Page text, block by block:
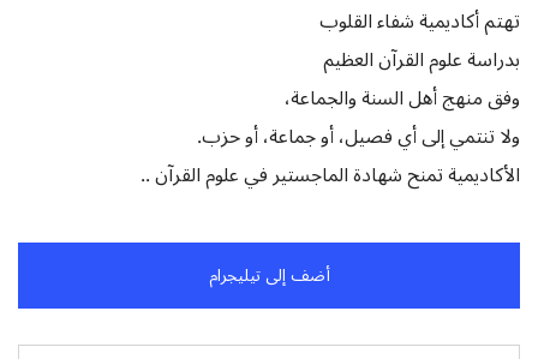
تهتم أكاديمية شفاء القلوب
بدراسة علوم القرآن العظيم
وفق منهج أهل السنة والجماعة،
ولا تنتمي إلى أي فصيل، أو جماعة، أو حزب.
الأكاديمية تمنح شهادة الماجستير في علوم القرآن ..
أضف إلى تيليجرام